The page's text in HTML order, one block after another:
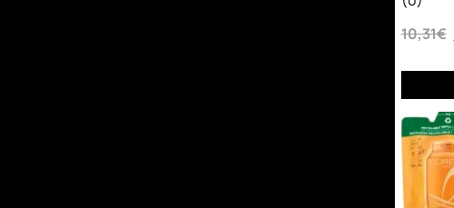
10,31€